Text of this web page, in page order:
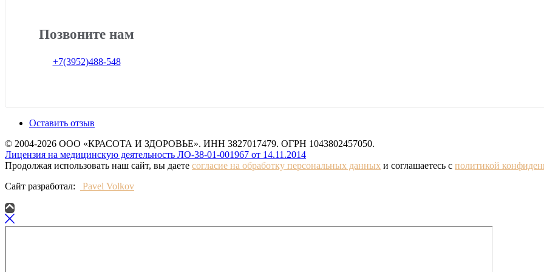
Позвоните нам
+7(3952)488-548
Оставить отзыв
© 2004-2026 ООО «КРАСОТА И ЗДОРОВЬЕ». ИНН 3827017479. ОГРН 1043802457050.
Лицензия на медицинскую деятельность ЛО-38-01-001967 от 14.11.2014
Продолжая использовать наш сайт, вы даете согласие на обработку персональных данных и соглашаетесь с политикой
Сайт разработал:
Pavel Volkov